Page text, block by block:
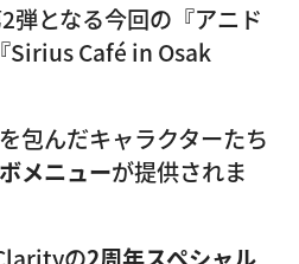
弾となる今回の『アニド
Sirius Café in Osak
包んだキャラクターたち
メニューが提供されま